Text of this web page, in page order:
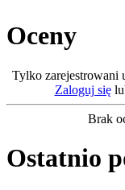
Oceny
Tylko zarejestrowani
Zaloguj się
Brak
Ostatnio